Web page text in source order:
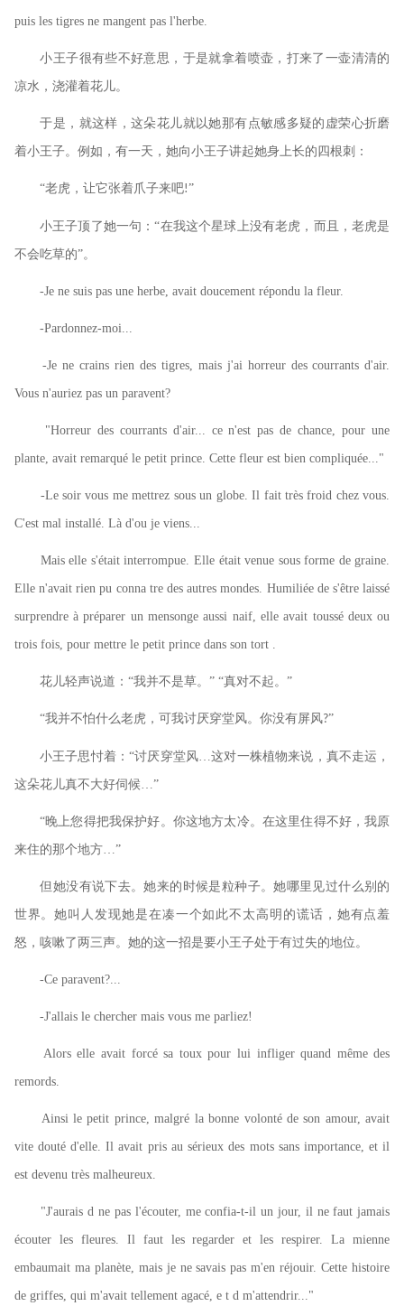
puis les tigres ne mangent pas l'herbe.
小王子很有些不好意思，于是就拿着喷壶，打来了一壶清清的
凉水，浇灌着花儿。
于是，就这样，这朵花儿就以她那有点敏感多疑的虚荣心折磨
着小王子。例如，有一天，她向小王子讲起她身上长的四根刺：
“老虎，让它张着爪子来吧!”
小王子顶了她一句：“在我这个星球上没有老虎，而且，老虎是
不会吃草的”。
-Je ne suis pas une herbe, avait doucement répondu la fleur.
-Pardonnez-moi...
-Je ne crains rien des tigres, mais j'ai horreur des courrants d'air.
Vous n'auriez pas un paravent?
"Horreur des courrants d'air... ce n'est pas de chance, pour une
plante, avait remarqué le petit prince. Cette fleur est bien compliquée..."
-Le soir vous me mettrez sous un globe. Il fait très froid chez vous.
C'est mal installé. Là d'ou je viens...
Mais elle s'était interrompue. Elle était venue sous forme de graine.
Elle n'avait rien pu conna tre des autres mondes. Humiliée de s'être laissé
surprendre à préparer un mensonge aussi naif, elle avait toussé deux ou
trois fois, pour mettre le petit prince dans son tort .
花儿轻声说道： “我并不是草。” “真对不起。”
“我并不怕什么老虎，可我讨厌穿堂风。你没有屏风?”
小王子思忖着：“讨厌穿堂风…这对一株植物来说，真不走运，
这朵花儿真不大好伺候…”
“晚上您得把我保护好。你这地方太冷。在这里住得不好，我原
来住的那个地方…”
但她没有说下去。她来的时候是粒种子。她哪里见过什么别的
世界。她叫人发现她是在凑一个如此不太高明的谎话，她有点羞
怒，咳嗽了两三声。她的这一招是要小王子处于有过失的地位。
-Ce paravent?...
-J'allais le chercher mais vous me parliez!
Alors elle avait forcé sa toux pour lui infliger quand même des
remords.
Ainsi le petit prince, malgré la bonne volonté de son amour, avait
vite douté d'elle. Il avait pris au sérieux des mots sans importance, et il
est devenu très malheureux.
"J'aurais d ne pas l'écouter, me confia-t-il un jour, il ne faut jamais
écouter les fleures. Il faut les regarder et les respirer. La mienne
embaumait ma planète, mais je ne savais pas m'en réjouir. Cette histoire
de griffes, qui m'avait tellement agacé, e t d m'attendrir..."